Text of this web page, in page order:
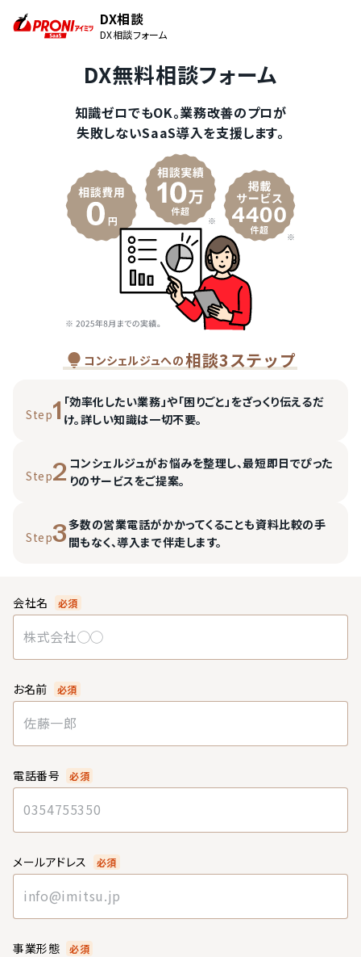
DX相談
DX相談フォーム
DX無料相談フォーム
知識ゼロでもOK。業務改善のプロが
失敗しないSaaS導入を支援します。
コンシェルジュへの相談3ステップ
Step1 「効率化したい業務」や「困りごと」をざっくり伝えるだ
け。詳しい知識は一切不要。
Step2 コンシェルジュがお悩みを整理し、最短即日でぴった
りのサービスをご提案。
Step3多数の営業電話がかかってくることも資料比較の手
間もなく、導入まで伴走します。
会社名 必須
お名前 必須
電話番号 必須
メールアドレス 必須
事業形態 必須